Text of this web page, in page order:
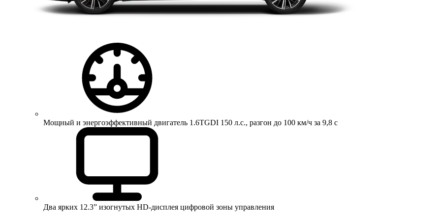
Мощный и энергоэффективный двигатель 1.6TGDI 150 л.с., разгон до 100 км/ч за 9,8 с
Два ярких 12.3” изогнутых HD-дисплея цифровой зоны управления